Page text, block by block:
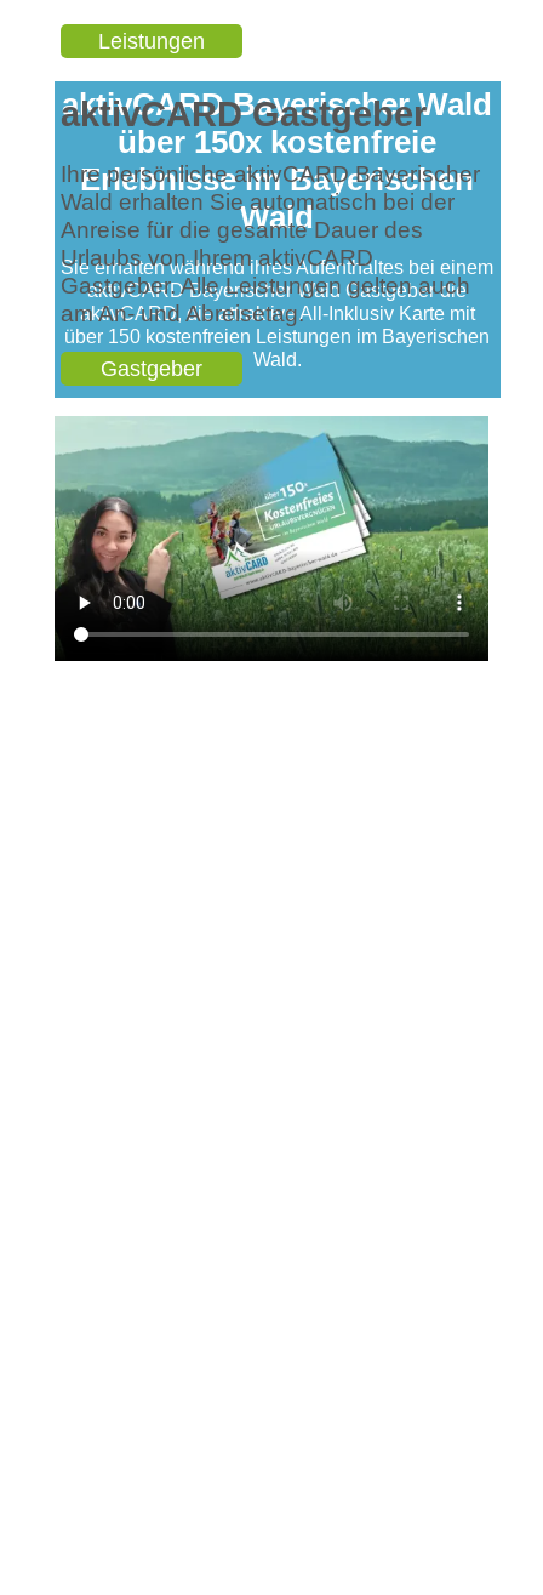
aktivCARD Bayerischer Wald
über 150x kostenfreie
Erlebnisse im Bayerischen
Wald
Sie erhalten während ihres Aufenthaltes bei einem
aktivCARD Bayerischer Wald Gastgeber die
aktivCARD, die attraktive All-Inklusiv Karte mit
über 150 kostenfreien Leistungen im Bayerischen
Wald.
Leistungen
aktivCARD Gastgeber
Ihre persönliche aktivCARD Bayerischer
Wald erhalten Sie automatisch bei der
Anreise für die gesamte Dauer des
Urlaubs von Ihrem aktivCARD
Gastgeber. Alle Leistungen gelten auch
am An- und Abreisetag.
Gastgeber